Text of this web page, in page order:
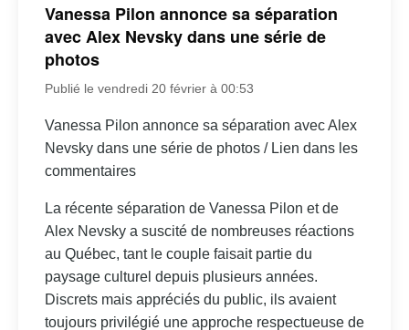
Vanessa Pilon annonce sa séparation
avec Alex Nevsky dans une série de
photos
Publié le vendredi 20 février à 00:53
Vanessa Pilon annonce sa séparation avec Alex
Nevsky dans une série de photos / Lien dans les
commentaires
La récente séparation de Vanessa Pilon et de
Alex Nevsky a suscité de nombreuses réactions
au Québec, tant le couple faisait partie du
paysage culturel depuis plusieurs années.
Discrets mais appréciés du public, ils avaient
toujours privilégié une approche respectueuse de